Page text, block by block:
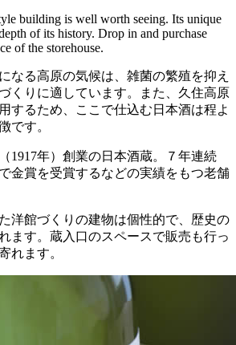
building is well worth seeing. Its unique
of its history. Drop in and purchase
of the storehouse.
なる高原の気候は、雑菌の繁殖を抑え
くりに適しています。また、久住高原
するため、ここで仕込む日本酒は程よ
です。
1917年）創業の日本酒蔵。７年連続
金賞を受賞するなどの実績をもつ老舗
洋館づくりの建物は個性的で、歴史の
ます。蔵入口のスペースで販売も行っ
れます。